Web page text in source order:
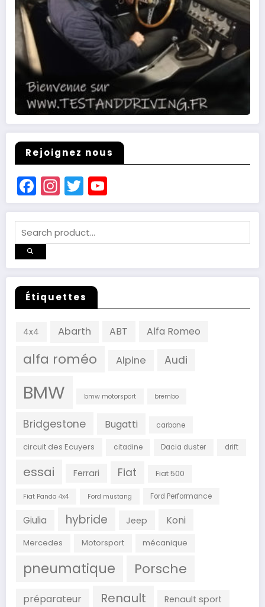
Rejoignez nous
Facebook
Instagram
Twitter
Channel
Étiquettes
4x4 Abarth ABT Alfa Romeo
alfa roméo Alpine Audi
BMW bmw motorsport brembo
Bridgestone Bugatti carbone
circuit des Ecuyers citadine Dacia duster drift
essai Ferrari Fiat Fiat 500
Fiat Panda 4x4 Ford mustang Ford Performance
Giulia hybride Jeep Koni
Mercedes Motorsport mécanique
pneumatique Porsche
préparateur Renault Renault sport